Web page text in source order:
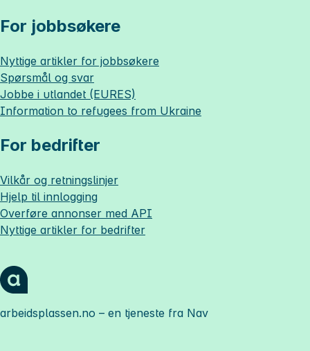
For jobbsøkere
Nyttige artikler for jobbsøkere
Spørsmål og svar
Jobbe i utlandet (EURES)
Information to refugees from Ukraine
For bedrifter
Vilkår og retningslinjer
Hjelp til innlogging
Overføre annonser med API
Nyttige artikler for bedrifter
arbeidsplassen.no – en tjeneste fra Nav